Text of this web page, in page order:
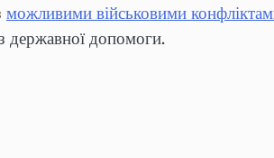
можливими військовими
державної допомоги.